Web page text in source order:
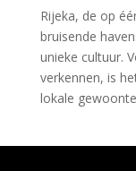
Rijeka, de op
bruisende
unieke cultuur.
verkennen, is
lokale